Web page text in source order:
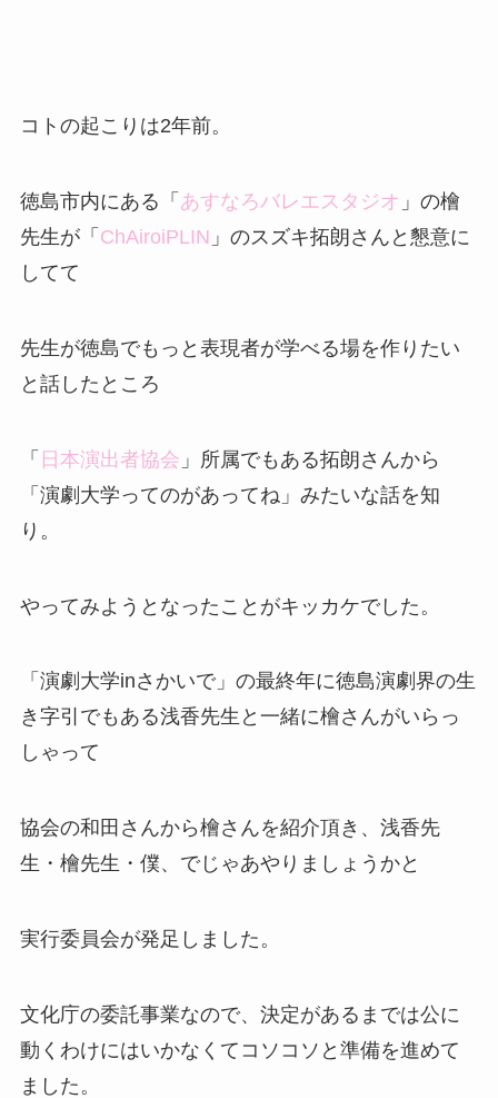
コトの起こりは2年前。
徳島市内にある「 あすなろバレエスタジオ 」の檜
先生が「 ChAiroiPLIN 」のスズキ拓朗さんと懇意に
してて
先生が徳島でもっと表現者が学べる場を作りたい
と話したところ
「 日本演出者協会 」所属でもある拓朗さんから
「演劇大学ってのがあってね」みたいな話を知
り。
やってみようとなったことがキッカケでした。
「演劇大学inさかいで」の最終年に徳島演劇界の生
き字引でもある浅香先生と一緒に檜さんがいらっ
しゃって
協会の和田さんから檜さんを紹介頂き、浅香先
生・檜先生・僕、でじゃあやりましょうかと
実行委員会が発足しました。
文化庁の委託事業なので、決定があるまでは公に
動くわけにはいかなくてコソコソと準備を進めて
ました。